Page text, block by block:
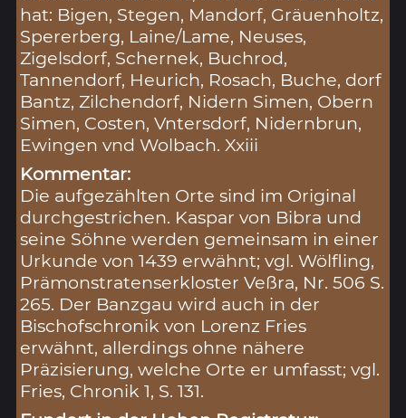
hat: Bigen, Stegen, Mandorf, Gräuenholtz,
Spererberg, Laine/Lame, Neuses,
Zigelsdorf, Schernek, Buchrod,
Tannendorf, Heurich, Rosach, Buche, dorf
Bantz, Zilchendorf, Nidern Simen, Obern
Simen, Costen, Vntersdorf, Nidernbrun,
Ewingen vnd Wolbach. Xxiii
Kommentar:
Die aufgezählten Orte sind im Original
durchgestrichen. Kaspar von Bibra und
seine Söhne werden gemeinsam in einer
Urkunde von 1439 erwähnt; vgl. Wölfling,
Prämonstratenserkloster Veßra, Nr. 506 S.
265. Der Banzgau wird auch in der
Bischofschronik von Lorenz Fries
erwähnt, allerdings ohne nähere
Präzisierung, welche Orte er umfasst; vgl.
Fries, Chronik 1, S. 131.